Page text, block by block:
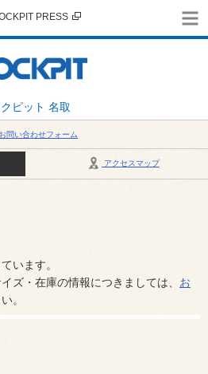
ピット 名取
PRESS
お問い合わせフォーム
アクセスマップ
います。
ズ・在庫の情報につきましては、 お
。